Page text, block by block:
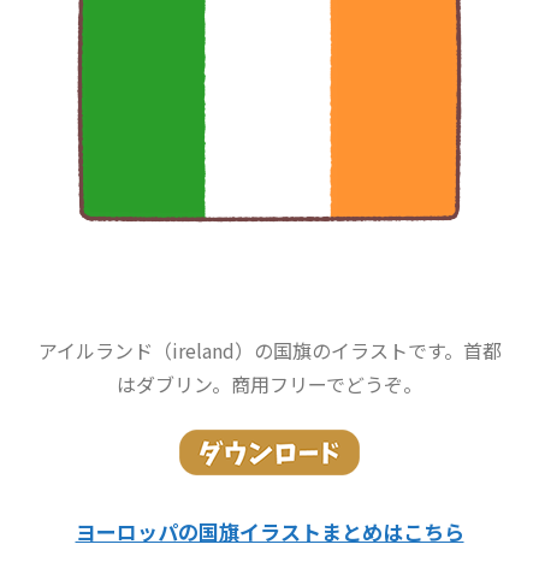
アイルランド（ireland）の国旗のイラストです。首都
はダブリン。商用フリーでどうぞ。
ヨーロッパの国旗イラストまとめはこちら